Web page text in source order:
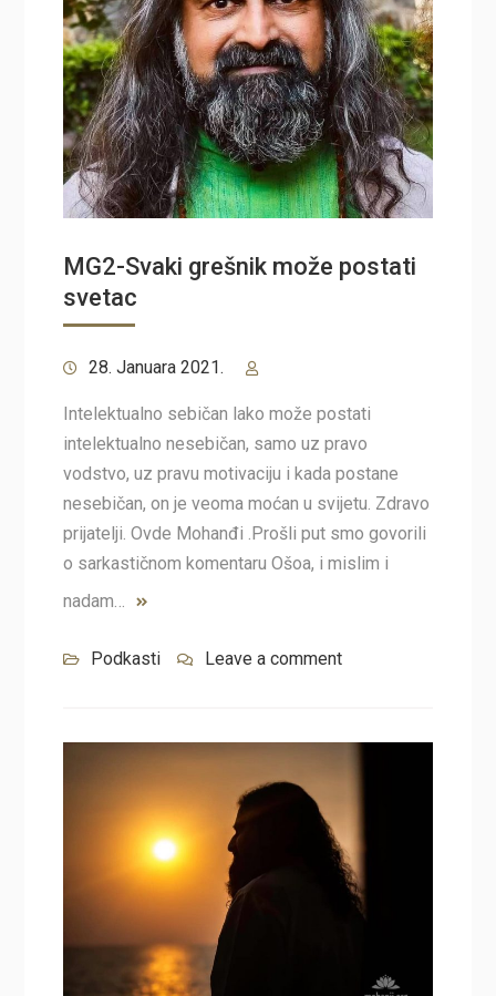
MG2-Svaki grešnik može postati
svetac
28. Januara 2021.
Intelektualno sebičan lako može postati
intelektualno nesebičan, samo uz pravo
vodstvo, uz pravu motivaciju i kada postane
nesebičan, on je veoma moćan u svijetu. Zdravo
prijatelji. Ovde Mohanđi .Prošli put smo govorili
o sarkastičnom komentaru Ošoa, i mislim i
nadam…
Podkasti Leave a comment